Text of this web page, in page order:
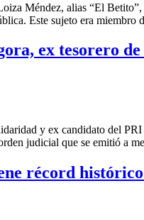
Méndez, alias “El
Este sujeto era
ex tesorero de
y ex candidato del
judicial que se emitió a
récord